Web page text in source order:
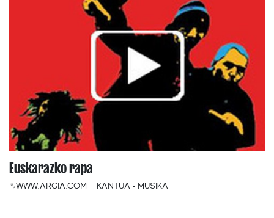
Euskarazko rapa
␟WWW.ARGIA.COM KANTUA - MUSIKA